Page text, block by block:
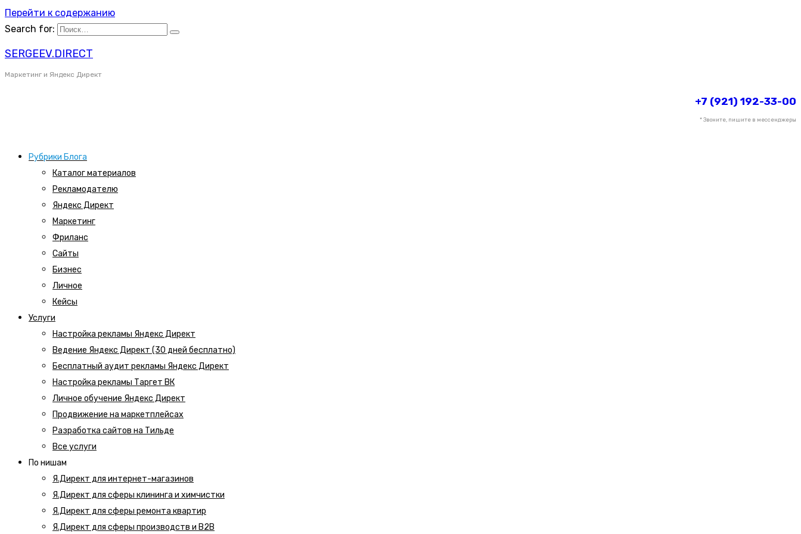
Перейти к содержанию
Search for:
SERGEEV.DIRECT
Маркетинг и Яндекс Директ
+7 (921) 192-33-00
* Звоните, пишите в мессенджеры
Рубрики Блога
Каталог материалов
Рекламодателю
Яндекс Директ
Маркетинг
Фриланс
Сайты
Бизнес
Личное
Кейсы
Услуги
Настройка рекламы Яндекс Директ
Ведение Яндекс Директ (30 дней бесплатно)
Бесплатный аудит рекламы Яндекс Директ
Настройка рекламы Таргет ВК
Личное обучение Яндекс Директ
Продвижение на маркетплейсах
Разработка сайтов на Тильде
Все услуги
По нишам
Я.Директ для интернет-магазинов
Я.Директ для сферы клининга и химчистки
Я.Директ для сферы ремонта квартир
Я.Директ для сферы производств и B2B